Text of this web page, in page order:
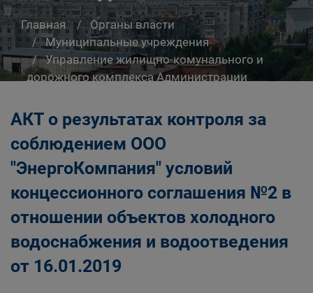
Главная
Органы власти
Муниципальные учреждения
Управление жилищно-комунального и
дорожного комплекса Администрации
АКТ о результатах контроля за
соблюдением ООО
"ЭнергоКомпания" условий
концессионного соглашения №2 в
отношении объектов холодного
водоснабжения и водоотведения
от 16.01.2019